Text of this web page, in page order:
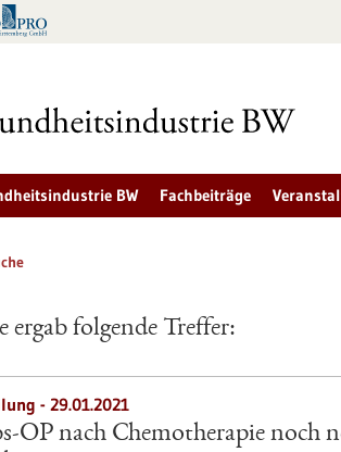
BW Fachbeiträge
ergab folgende Treffer:
- 29.01.2021
OP nach Chemotherapie noch